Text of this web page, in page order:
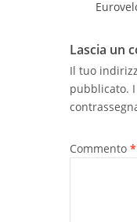
Lascia un
Il tuo
pubblicato.
Commento *